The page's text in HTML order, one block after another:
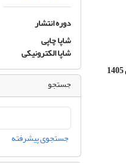
دوره انتشار
شاپا چاپی
شاپا الکترونیکی
جستجو
جستجوی پیشرفته